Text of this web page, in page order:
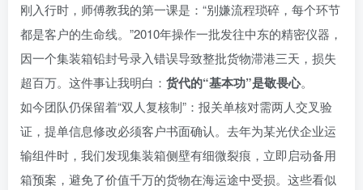
刚入行时，师傅教我的第一课是：“别嫌流程琐碎，每个环节
都是客户的生命线。”2010年操作一批发往中东的精密仪器，
因一个集装箱铅封号录入错误导致整批货物滞港三天，损失
超百万。这件事让我明白： 货代的“基本功”是敬畏心。
如今团队仍保留着“双人复核制”：报关单核对需两人交叉验
证，提单信息修改必须客户书面确认。去年为某光伏企业运
输组件时，我们发现集装箱侧壁有细微裂痕，立即启动备用
箱预案，避免了价值千万的货物在海运途中受损。这些看似